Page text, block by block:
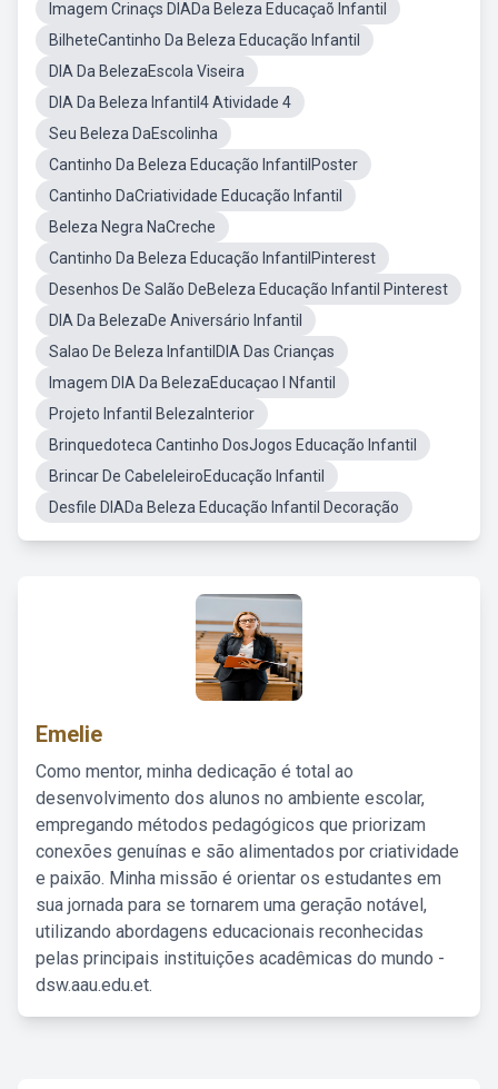
Imagem Crinaçs DIADa Beleza Educaçaõ Infantil
BilheteCantinho Da Beleza Educação Infantil
DIA Da BelezaEscola Viseira
DIA Da Beleza Infantil4 Atividade 4
Seu Beleza DaEscolinha
Cantinho Da Beleza Educação InfantilPoster
Cantinho DaCriatividade Educação Infantil
Beleza Negra NaCreche
Cantinho Da Beleza Educação InfantilPinterest
Desenhos De Salão DeBeleza Educação Infantil Pinterest
DIA Da BelezaDe Aniversário Infantil
Salao De Beleza InfantilDIA Das Crianças
Imagem DIA Da BelezaEducaçao I Nfantil
Projeto Infantil BelezaInterior
Brinquedoteca Cantinho DosJogos Educação Infantil
Brincar De CabeleleiroEducação Infantil
Desfile DIADa Beleza Educação Infantil Decoração
Emelie
Como mentor, minha dedicação é total ao
desenvolvimento dos alunos no ambiente escolar,
empregando métodos pedagógicos que priorizam
conexões genuínas e são alimentados por criatividade
e paixão. Minha missão é orientar os estudantes em
sua jornada para se tornarem uma geração notável,
utilizando abordagens educacionais reconhecidas
pelas principais instituições acadêmicas do mundo -
dsw.aau.edu.et.